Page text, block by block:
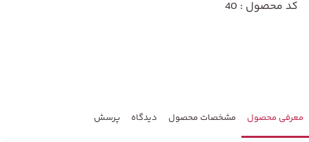
کد محصول : 40
معرفی محصول مشخصات محصول دیدگاه پرسش